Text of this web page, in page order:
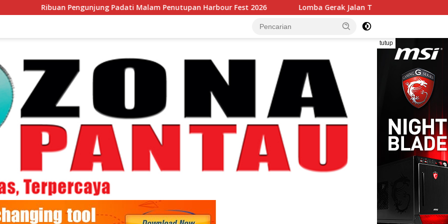
Padati Malam Penutupan Harbour Fest 2026 Lomba Gerak Jalan Tingkat SD Warnai Semarak HUT RI
tutup